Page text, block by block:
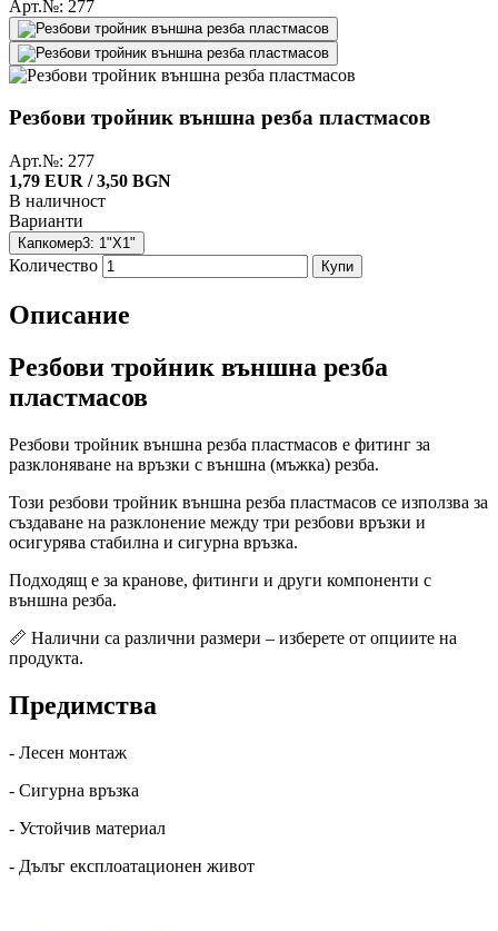
Арт.№: 277
Резбови тройник външна резба пластмасов
Арт.№: 277
1,79 EUR / 3,50 BGN
В наличност
Варианти
Капкомер3: 1"X1"
Количество Купи
Описание
Резбови тройник външна резба
пластмасов
Резбови тройник външна резба пластмасов е фитинг за
разклоняване на връзки с външна (мъжка) резба.
Този резбови тройник външна резба пластмасов се използва за
създаване на разклонение между три резбови връзки и
осигурява стабилна и сигурна връзка.
Подходящ е за кранове, фитинги и други компоненти с
външна резба.
📏 Налични са различни размери – изберете от опциите на
продукта.
Предимства
- Лесен монтаж
- Сигурна връзка
- Устойчив материал
- Дълъг експлоатационен живот